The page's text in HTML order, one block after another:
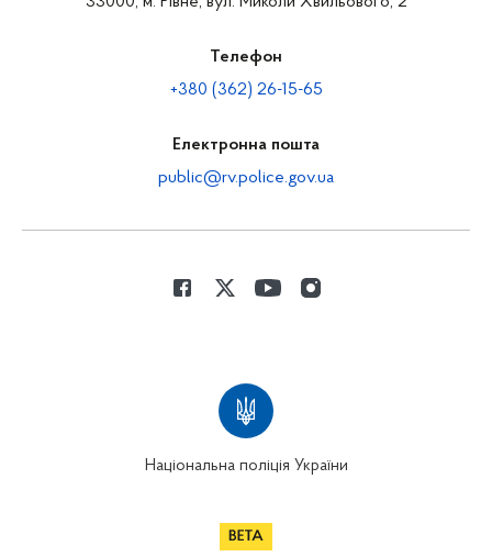
Телефон
+380 (362) 26-15-65
Електронна пошта
public@rv.police.gov.ua
Національна поліція України